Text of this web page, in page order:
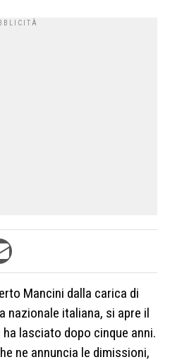
Mancini dalla carica di
nazionale italiana, si apre il
lasciato dopo cinque anni.
ne annuncia le dimissioni,